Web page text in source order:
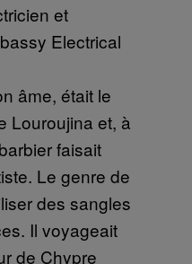
et
Electrical
âme, était le
Louroujina et, à
faisait
Le genre de
des sangles
Il voyageait
de Chypre